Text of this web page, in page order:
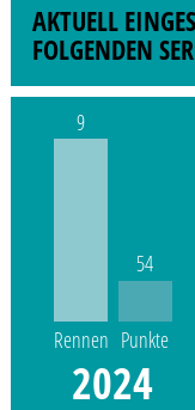
AKTUELL
FOLGENDEN
9
Rennen
54
Punkte
2024